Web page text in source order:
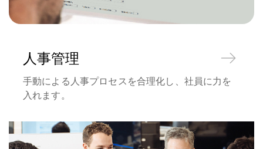
人事管理
手動による人事プロセスを合理化し、社員に力を
入れます。